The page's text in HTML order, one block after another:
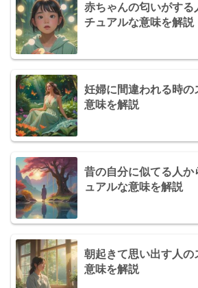
赤ちゃんの匂いがする
チュアルな意味を解説
妊婦に間違われる時の
意味を解説
昔の自分に似てる人か
ュアルな意味を解説
朝起きて思い出す人の
意味を解説